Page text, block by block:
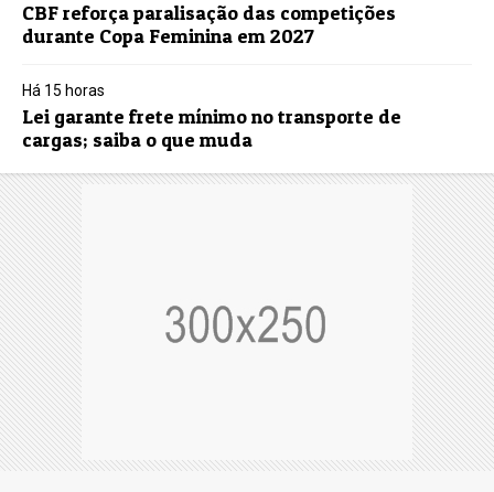
CBF reforça paralisação das competições
durante Copa Feminina em 2027
Há 15 horas
Lei garante frete mínimo no transporte de
cargas; saiba o que muda